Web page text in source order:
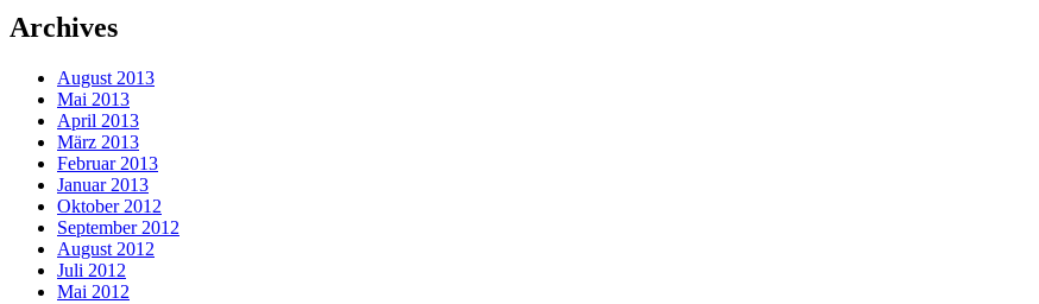
Archives
August 2013
Mai 2013
April 2013
März 2013
Februar 2013
Januar 2013
Oktober 2012
September 2012
August 2012
Juli 2012
Mai 2012